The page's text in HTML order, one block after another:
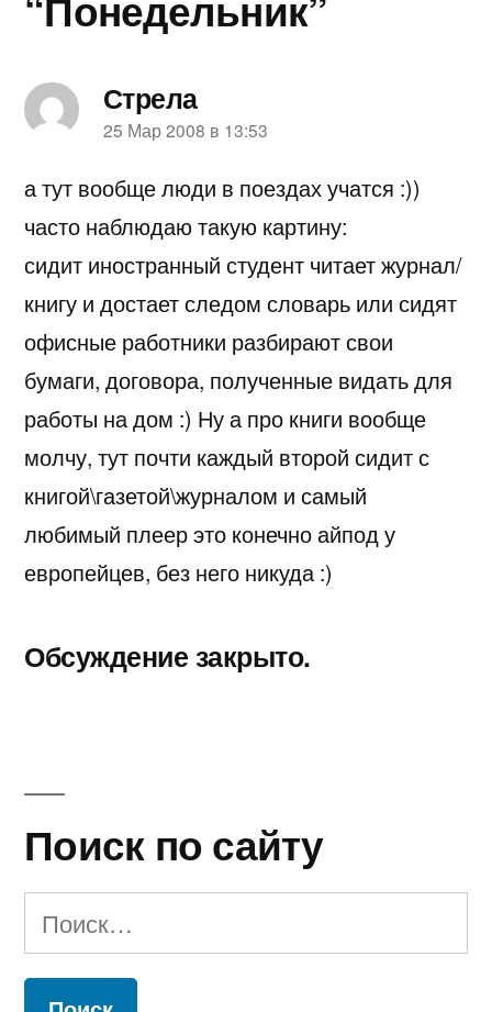
Стрела
пишет:
25 Мар 2008 в 13:53
а тут вообще люди в поездах учатся :))
часто наблюдаю такую картину:
сидит иностранный студент читает журнал/
книгу и достает следом словарь или сидят
офисные работники разбирают свои
бумаги, договора, полученные видать для
работы на дом :) Ну а про книги вообще
молчу, тут почти каждый второй сидит с
книгой\газетой\журналом и самый
любимый плеер это конечно айпод у
европейцев, без него никуда :)
Обсуждение закрыто.
Поиск по сайту
Найти: